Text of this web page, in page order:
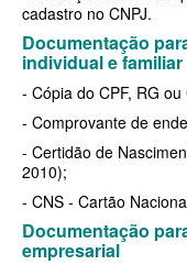
SÃO CRISTOVÃO
STA CASA MAUÁ
TOTAL MEDCARE
TRASMONTANO
ÚNICA PLANO DE
cadastro no CNPJ.
Documentação
individual e familiar
- Cópia do CPF, RG
- Comprovante de
- Certidão de
2010);
- CNS - Cartão
Documentação
empresarial